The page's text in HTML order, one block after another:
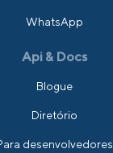
WhatsApp
Api & Docs
Blogue
Diretório
desenvolvedores